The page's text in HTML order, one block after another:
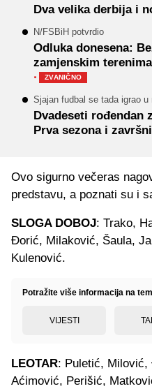
Dva velika derbija i
N/FSBiH potvrdio
Odluka donesena:
zamjenskim terenima
· ZVANIČNO
Sjajan fudbal se tada igrao u
Dvadeseti rođendan
Prva sezona i
Ovo sigurno večeras
predstavu, a poznati su i
SLOGA DOBOJ: Trako,
Đorić, Milaković, Šaula,
Kulenović.
Potražite više informacija na
VIJESTI
LEOTAR: Puletić, Milović,
Aćimović, Perišić,